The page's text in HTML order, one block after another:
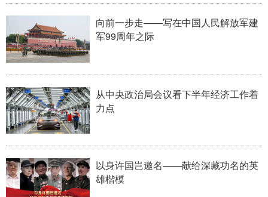
多语种频道
English Español Français
Русский язык
Deutsch Português
向前一步走——写在中国人民解放军建
军99周年之际
从中央政治局会议看下半年经济工作着
力点
以身许国岂邀名——献给深藏功名的英
雄楷模